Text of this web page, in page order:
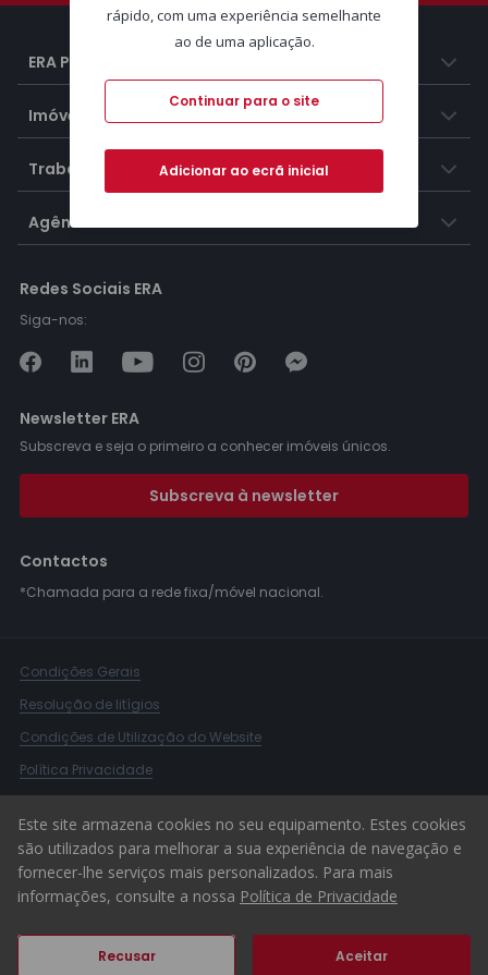
ERA Portugal
Imóveis
Trabalhar na ERA
Agências ERA
Redes Sociais ERA
Siga-nos:
Newsletter ERA
Subscreva e seja o primeiro a conhecer imóveis únicos.
Subscreva à newsletter
Contactos
*Chamada para a rede fixa/móvel nacional.
Condições Gerais
Resolução de litígios
Condições de Utilização do Website
Política Privacidade
Canal de Denúncias
© 2026 ERA Portugal
Este site armazena cookies no seu equipamento. Estes cookies
são utilizados para melhorar a sua experiência de navegação e
fornecer-lhe serviços mais personalizados. Para mais
informações, consulte a nossa Política de Privacidade
Recusar Aceitar
rápido, com uma experiência semelhante
ao de uma aplicação.
Continuar para o site
Adicionar ao ecrã inicial